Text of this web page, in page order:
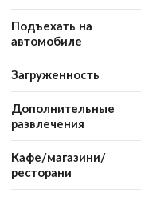
Подъехать на
автомобиле
Загруженность
Дополнительные
развлечения
Кафе/магазини/
ресторани